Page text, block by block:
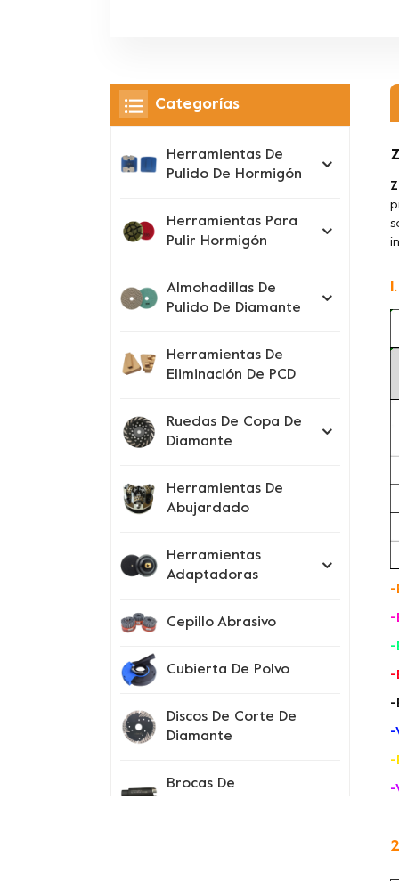
-
-
-
-
-
-
-
-
Categorías
Herramientas De
Pulido De Hormigón
Herramientas Para
Pulir Hormigón
Almohadillas De
Pulido De Diamante
Herramientas De
Eliminación De PCD
Ruedas De Copa De
Diamante
Herramientas De
Abujardado
Herramientas
Adaptadoras
Cepillo Abrasivo
Cubierta De Polvo
Discos De Corte De
Diamante
Brocas De